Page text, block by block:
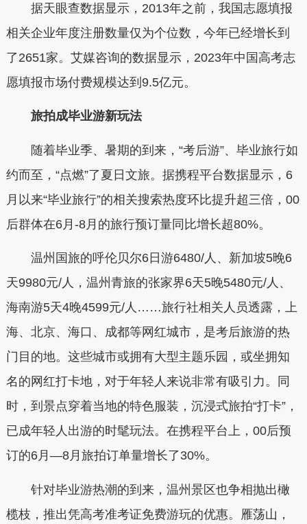
据天眼查数据显示，2013年之前，我国志愿填报
相关企业年度注册数量仅为个位数，今年已经增长到
了2651家。艾媒咨询的数据显示，2023年中国高考志
愿填报市场付费规模达到9.5亿元。
旅拍成毕业游新玩法
随着毕业季、暑期的到来，“考后游”、毕业旅行如
约而至，“点燃”了夏日文旅。据携程平台数据显示，6
月以来“毕业旅行”的相关搜索热度环比提升超三倍，00
后群体在6月-8月的旅行预订量同比增长超80%。
温州国旅的呼伦贝尔6日游6480/人、新加坡5晚6
天9980元/人，温州青旅的张家界6天5晚5480元/人、
海南游5天4晚4599元/人……旅行社相关人员透露，上
海、北京、海口、成都等网红城市，是考后旅游的热
门目的地。这些城市或拥有大型主题乐园，或坐拥知
名的网红打卡地，对于年轻人来说非常有吸引力。同
时，到景点穿着当地的特色服装，沉浸式旅拍“打卡”，
已成年轻人出游的时髦玩法。在携程平台上，00后预
订的6月—8月旅拍订单量增长了30%。
针对毕业游热潮的到来，温州景区也争相抛出橄
榄枝，推出凭高考准考证免费游玩的优惠。雁荡山，